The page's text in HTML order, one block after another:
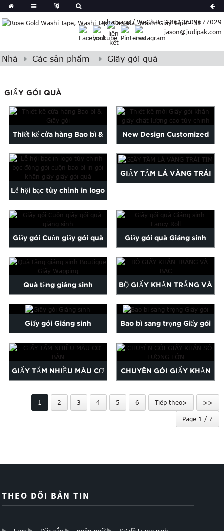
whatsapp / WeChat: +8613609677029
jason@judipak.com
German
Japanese
Indonesian
Polish
Bosnian
Filipino
Hawaiian
Icelandic
Kazakh
Malayalam
Pashto
Somali
Uzbek
Nhà Các sản phẩm Giấy gói quà
GIẤY GÓI QUÀ
Thiết kế cửa hàng Bao bì &
Giấy gói
New Design Customized
High Quality Tissue Paper...
Lễ hội bạc tùy chỉnh in logo
gói pa ...
GIẤY TẤM LÁ VÀNG TRÁI
Giấy gói Cuộn giấy gói quà
giáng sinh
Giấy gói quà Giáng sinh
Fancy Roll
Quà tặng giáng sinh
Boutique Giấy Wapping
BỘ GIẤY KHĂN TRẮNG VÀ
BẠC
Giấy gói Giáng sinh Bao bì sang trọng Giấy gói
GIẤY TẤM NHIỀU MÀU CƠ CHUYÊN GÓI GIẤY KHĂN
1 2 3 4 5 6 Tiếp theo> >>
Page 1 / 7
THEO DÕI BẢN TIN